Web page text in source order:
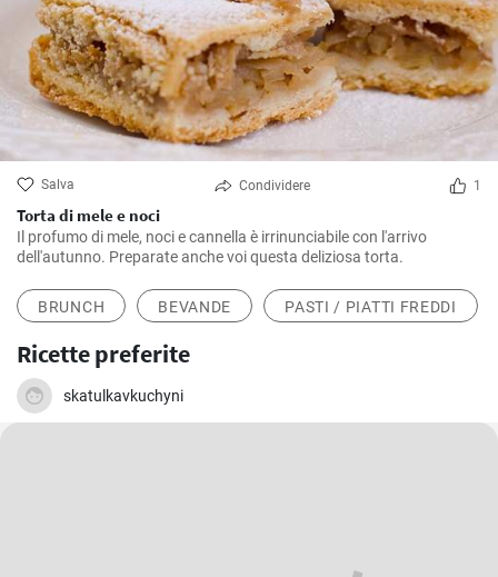
Salva Condividere 1
Torta di mele e noci
Il profumo di mele, noci e cannella è irrinunciabile con l'arrivo
dell'autunno. Preparate anche voi questa deliziosa torta.
BRUNCH BEVANDE PASTI / PIATTI FREDDI
Ricette preferite
skatulkavkuchyni